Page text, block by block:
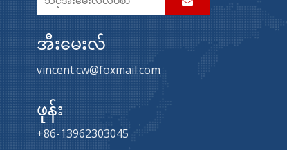
အီးမေးလ်
vincent.cw@foxmail.com
ဖုန်း
+86-13962303045